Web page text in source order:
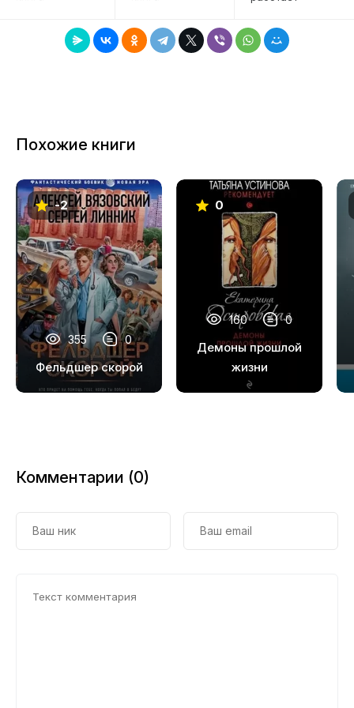
Похожие книги
-2
355 0
Фельдшер скорой
0
160 0
Демоны прошлой
жизни
Комментарии (0)